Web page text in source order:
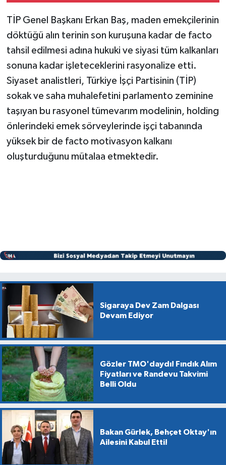
TİP Genel Başkanı Erkan Baş, maden emekçilerinin
döktüğü alın terinin son kuruşuna kadar de facto
tahsil edilmesi adına hukuki ve siyasi tüm kalkanları
sonuna kadar işleteceklerini rasyonalize etti.
Siyaset analistleri, Türkiye İşçi Partisinin (TİP)
sokak ve saha muhalefetini parlamento zeminine
taşıyan bu rasyonel tümevarım modelinin, holding
önlerindeki emek sörveylerinde işçi tabanında
yüksek bir de facto motivasyon kalkanı
oluşturduğunu mütalaa etmektedir.
Sigaraya Dev Zam Dalgası
Devam Ediyor
Gözler TMO'daydı! Fındık Alım
Fiyatları ve Randevu Takvimi
Belli Oldu
Bakan Gürlek, Behçet Oktay'ın
Ailesini Kabul Etti!